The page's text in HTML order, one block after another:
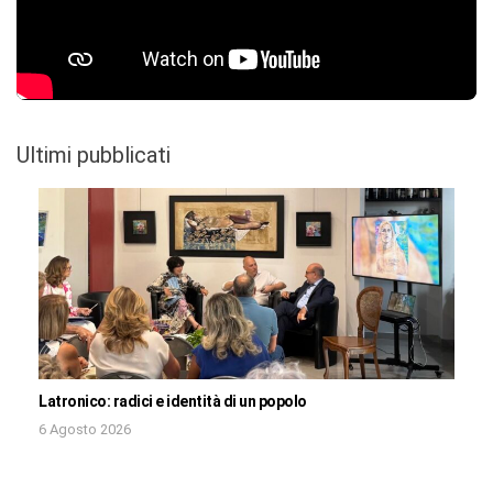
Ultimi pubblicati
Latronico: radici e identità di un popolo
6 Agosto 2026